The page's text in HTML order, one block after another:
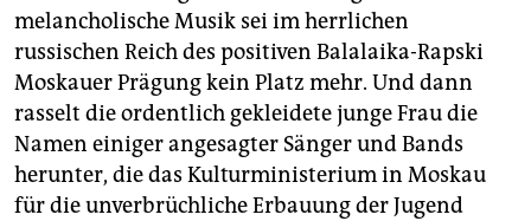
melancholische Musik sei im herrlichen
russischen Reich des positiven Balalaika-Rapski
Moskauer Prägung kein Platz mehr. Und dann
rasselt die ordentlich gekleidete junge Frau die
Namen einiger angesagter Sänger und Bands
herunter, die das Kulturministerium in Moskau
für die unverbrüchliche Erbauung der Jugend